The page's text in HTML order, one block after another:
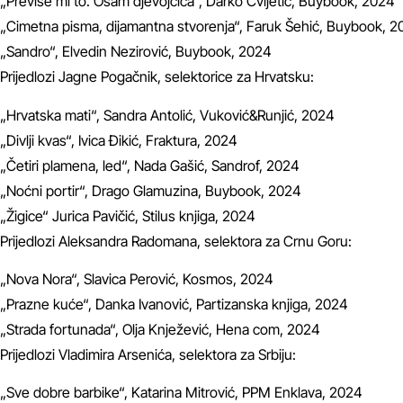
„Cimetna pisma, dijamantna stvorenja“, Faruk Šehić, Buybook,
„Sandro“, Elvedin Nezirović, Buybook, 2024
Prijedlozi Jagne Pogačnik, selektorice za Hrvatsku:
„Hrvatska mati“, Sandra Antolić, Vuković&Runjić, 2024
„Divlji kvas“, Ivica Đikić, Fraktura, 2024
„Četiri plamena, led“, Nada Gašić, Sandrof, 2024
„Noćni portir“, Drago Glamuzina, Buybook, 2024
„Žigice“ Jurica Pavičić, Stilus knjiga, 2024
Prijedlozi Aleksandra Radomana, selektora za Crnu Goru:
„Nova Nora“, Slavica Perović, Kosmos, 2024
„Prazne kuće“, Danka Ivanović, Partizanska knjiga, 2024
„Strada fortunada“, Olja Knježević, Hena com, 2024
Prijedlozi Vladimira Arsenića, selektora za Srbiju:
„Sve dobre barbike“, Katarina Mitrović, PPM Enklava, 2024